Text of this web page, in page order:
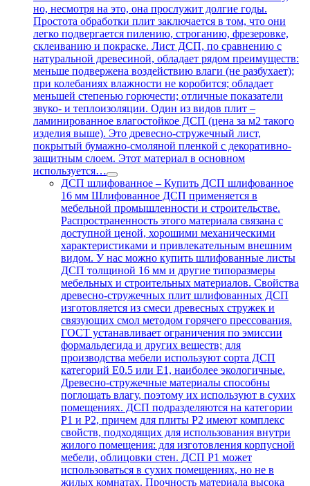
но, несмотря на это, она прослужит долгие годы.
Простота обработки плит заключается в том, что они
легко подвергается пилению, строганию, фрезеровке,
склеиванию и покраске. Лист ДСП, по сравнению с
натуральной древесиной, обладает рядом преимуществ:
меньше подвержена воздействию влаги (не разбухает);
при колебаниях влажности не коробится; обладает
меньшей степенью горючести; отличные показатели
звуко- и теплоизоляции. Один из видов плит –
ламинированное влагостойкое ДСП (цена за м2 такого
изделия выше). Это древесно-стружечный лист,
покрытый бумажно-смоляной пленкой с декоративно-
защитным слоем. Этот материал в основном
используется…
ДСП шлифованное – Купить ДСП шлифованное
16 мм Шлифованное ДСП применяется в
мебельной промышленности и строительстве.
Распространенность этого материала связана с
доступной ценой, хорошими механическими
характеристиками и привлекательным внешним
видом. У нас можно купить шлифованные листы
ДСП толщиной 16 мм и другие типоразмеры
мебельных и строительных материалов. Свойства
древесно-стружечных плит шлифованных ДСП
изготовляется из смеси древесных стружек и
связующих смол методом горячего прессования.
ГОСТ устанавливает ограничения по эмиссии
формальдегида и других веществ; для
производства мебели используют сорта ДСП
категорий Е0.5 или Е1, наиболее экологичные.
Древесно-стружечные материалы способны
поглощать влагу, поэтому их используют в сухих
помещениях. ДСП подразделяются на категории
Р1 и Р2, причем для плиты Р2 имеют комплекс
свойств, подходящих для использования внутри
жилого помещения: для изготовления корпусной
мебели, облицовки стен. ДСП Р1 может
использоваться в сухих помещениях, но не в
жилых комнатах. Прочность материала высока